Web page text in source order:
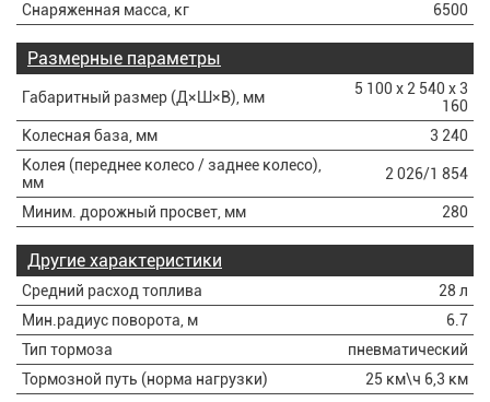
Снаряженная масса, кг 6500
Размерные параметры
Габаритный размер (Д×Ш×В), мм
5 100 х 2 540 х 3
160
Колесная база, мм
3 240
Колея (переднее колесо / заднее колесо),
мм
2 026/1 854
Миним. дорожный просвет, мм 280
Другие характеристики
Средний расход топлива
28 л
Мин.радиус поворота, м
6.7
Тип тормоза
пневматический
Тормозной путь (норма нагрузки)
25 км\ч 6,3 км